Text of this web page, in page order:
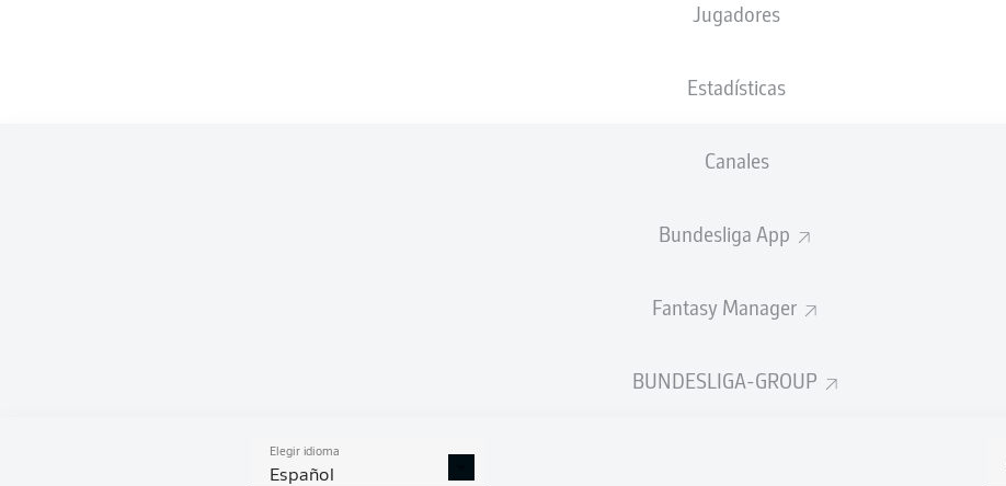
Jugadores
Estadísticas
Canales
Bundesliga App
Fantasy Manager
BUNDESLIGA-GROUP
Elegir idioma
Español
XGOALS